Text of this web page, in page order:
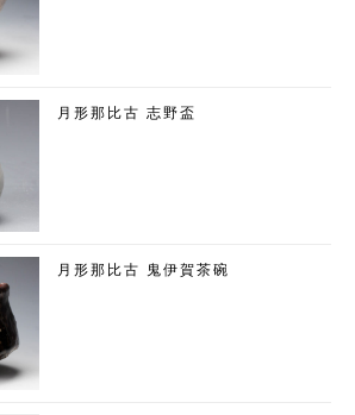
月形那比古 志野盃
月形那比古 鬼伊賀茶碗